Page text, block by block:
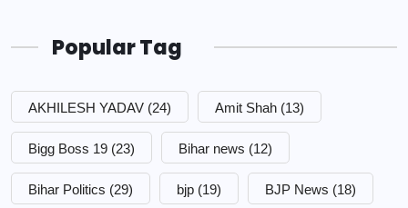
Popular Tag
AKHILESH YADAV (24) Amit Shah (13)
Bigg Boss 19 (23) Bihar news (12)
Bihar Politics (29) bjp (19) BJP News (18)